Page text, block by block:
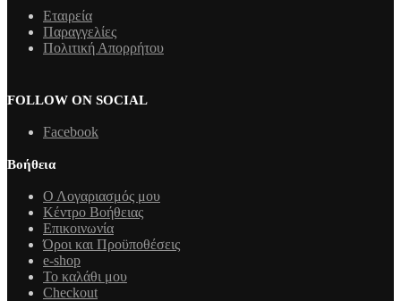
Εταιρεία
Παραγγελίες
Πολιτική Απορρήτου
FOLLOW ON SOCIAL
Facebook
Βοήθεια
Ο Λογαριασμός μου
Κέντρο Βοήθειας
Επικοινωνία
Όροι και Προϋποθέσεις
e-shop
Το καλάθι μου
Checkout